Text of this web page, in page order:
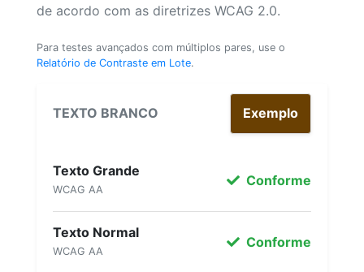
de acordo com as diretrizes WCAG 2.0.
Para testes avançados com múltiplos pares, use o
Relatório de Contraste em Lote.
TEXTO BRANCO Exemplo
Texto Grande
WCAG AA
Conforme
Texto Normal
WCAG AA
Conforme